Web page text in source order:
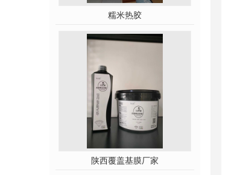
糯米热胶
陕西覆盖基膜厂家